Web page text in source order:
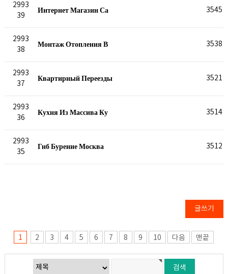
2993
39
Интернет Магазин Са 3545
2993
38
Монтаж Отопления В 3538
2993
37
Квартирный Переезды 3521
2993
36
Кухня Из Массива Ку 3514
2993
35
Гнб Бурение Москва 3512
글쓰기
1 2 3 4 5 6 7 8 9 10 다음 맨끝